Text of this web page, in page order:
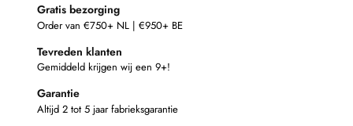
Gratis bezorging
Order van €750+ NL | €950+ BE
Tevreden klanten
Gemiddeld krijgen wij een 9+!
Garantie
Altijd 2 tot 5 jaar fabrieksgarantie